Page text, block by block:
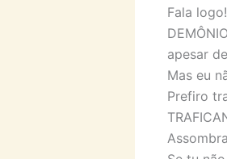
Fala logo!
apesar
Mas eu
Prefiro